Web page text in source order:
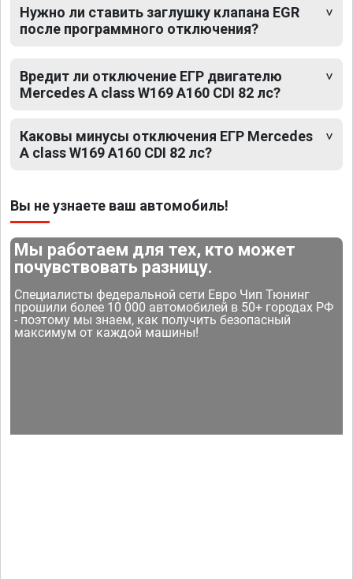
Нужно ли ставить заглушку клапана EGR
после программного отключения?
Вредит ли отключение ЕГР двигателю
Mercedes A class W169 A160 CDI 82 лс?
Каковы минусы отключения ЕГР Mercedes
A class W169 A160 CDI 82 лс?
Вы не узнаете ваш автомобиль!
Мы работаем для тех, кто может
почувствовать разницу.
Специалисты федеральной сети Евро Чип Тюнинг
прошили более 10 000 автомобилей в 50+ городах РФ
- поэтому мы знаем, как получить безопасный
максимум от каждой машины!